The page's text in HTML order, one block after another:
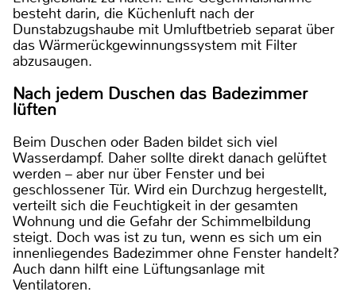
besteht darin, die Küchenluft nach der
Dunstabzugshaube mit Umluftbetrieb separat über
das Wärmerückgewinnungssystem mit Filter
abzusaugen.
Nach jedem Duschen das Badezimmer
lüften
Beim Duschen oder Baden bildet sich viel
Wasserdampf. Daher sollte direkt danach gelüftet
werden – aber nur über Fenster und bei
geschlossener Tür. Wird ein Durchzug hergestellt,
verteilt sich die Feuchtigkeit in der gesamten
Wohnung und die Gefahr der Schimmelbildung
steigt. Doch was ist zu tun, wenn es sich um ein
innenliegendes Badezimmer ohne Fenster handelt?
Auch dann hilft eine Lüftungsanlage mit
Ventilatoren.